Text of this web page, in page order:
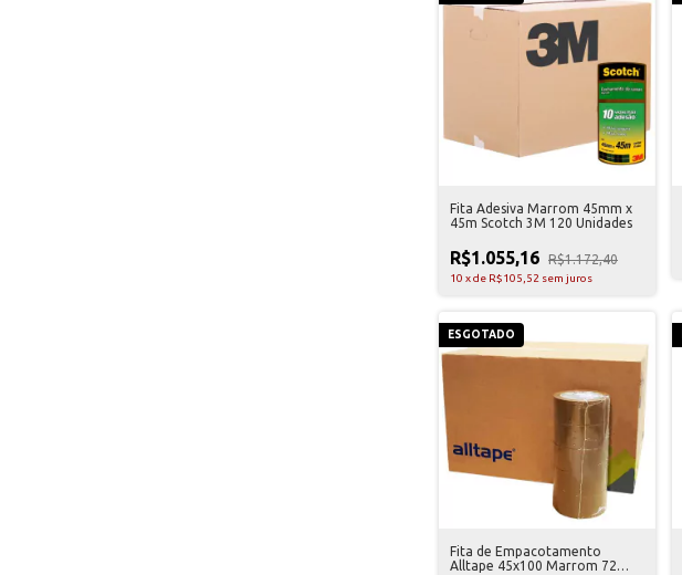
Fita Adesiva Marrom 45mm x
45m Scotch 3M 120 Unidades
R$1.055,16 R$1.172,40
10 xde R$105,52 sem juros
ESGOTADO
Fita de Empacotamento
Alltape 45x100 Marrom 72